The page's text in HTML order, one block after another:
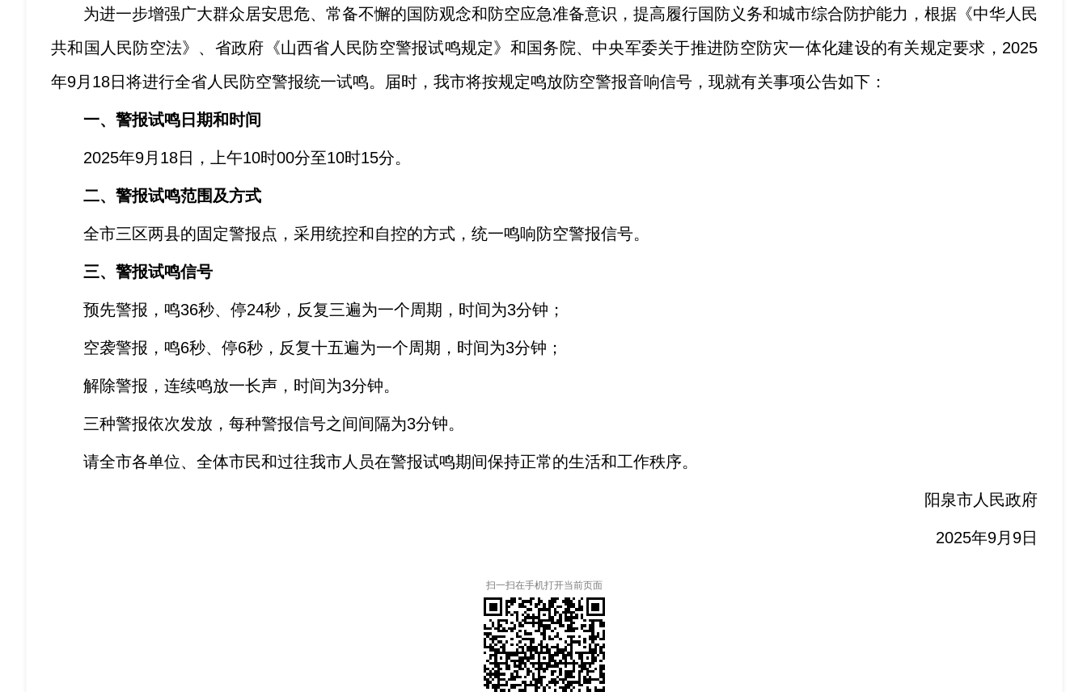
为进一步增强广大群众居安思危、常备不懈的国防观念和防空应急准备意识，提高履行国防义务和城市综合防护能力，根据《中华人民
共和国人民防空法》、省政府《山西省人民防空警报试鸣规定》和国务院、中央军委关于推进防空防灾一体化建设的有关规定要求，2025
年9月18日将进行全省人民防空警报统一试鸣。届时，我市将按规定鸣放防空警报音响信号，现就有关事项公告如下：
一、警报试鸣日期和时间
2025年9月18日，上午10时00分至10时15分。
二、警报试鸣范围及方式
全市三区两县的固定警报点，采用统控和自控的方式，统一鸣响防空警报信号。
三、警报试鸣信号
预先警报，鸣36秒、停24秒，反复三遍为一个周期，时间为3分钟；
空袭警报，鸣6秒、停6秒，反复十五遍为一个周期，时间为3分钟；
解除警报，连续鸣放一长声，时间为3分钟。
三种警报依次发放，每种警报信号之间间隔为3分钟。
请全市各单位、全体市民和过往我市人员在警报试鸣期间保持正常的生活和工作秩序。
阳泉市人民政府
2025年9月9日
扫一扫在手机打开当前页面